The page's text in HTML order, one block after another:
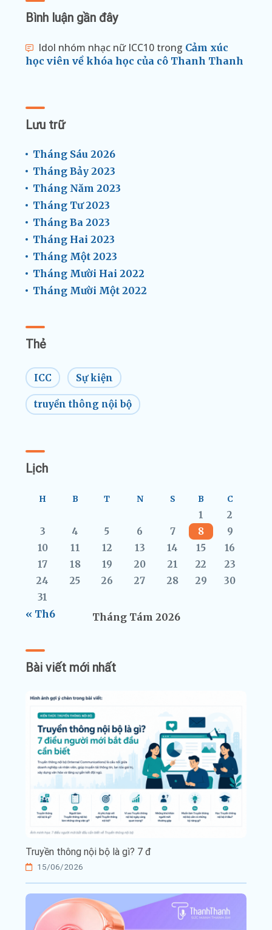
Bình luận gần đây
Idol nhóm nhạc nữ ICC10 trong Cảm xúc
học viên về khóa học của cô Thanh Thanh
Lưu trữ
Tháng Sáu 2026
Tháng Bảy 2023
Tháng Năm 2023
Tháng Tư 2023
Tháng Ba 2023
Tháng Hai 2023
Tháng Một 2023
Tháng Mười Hai 2022
Tháng Mười Một 2022
Thẻ
ICC Sự kiện
truyền thông nội bộ
Lịch
Tháng Tám 2026
H B T N S B C
1
2
3
4 5 6 7 8
9
10
11 12 13 14 15
16
17
18 19 20 21 22
23
24
25 26 27 28 29
30
31
« Th6
Bài viết mới nhất
Truyền thông nội bộ là gì? 7 đ
15/06/2026